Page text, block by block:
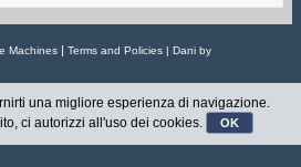
Machines | Terms and Policies | Dani by
una migliore esperienza di navigazione.
ci autorizzi all'uso dei cookies.
OK